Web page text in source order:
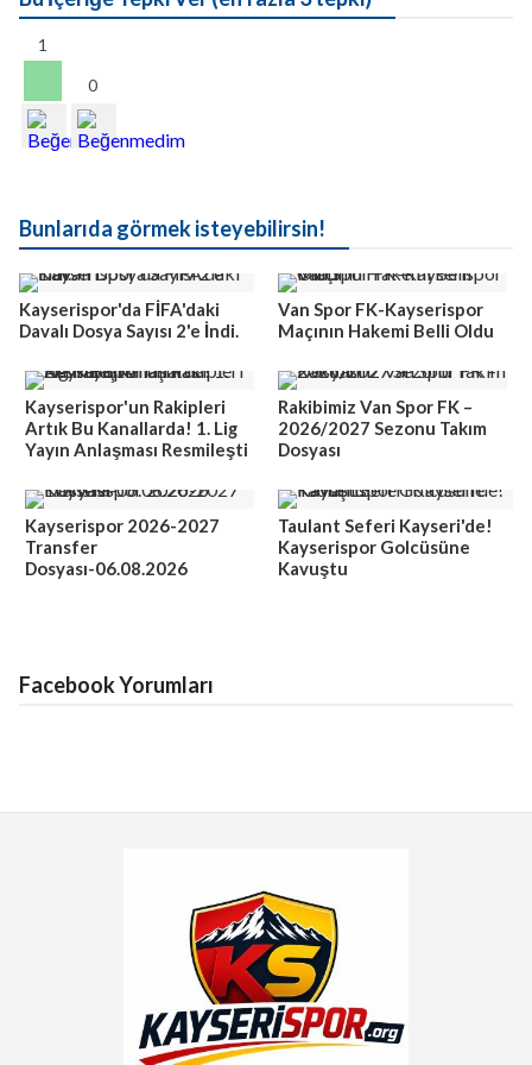
1
0
Bunlarıda görmek isteyebilirsin!
Kayserispor'da FİFA'daki
Davalı Dosya Sayısı 2'e İndi.
Van Spor FK-Kayserispor
Maçının Hakemi Belli Oldu
Kayserispor'un Rakipleri
Artık Bu Kanallarda! 1. Lig
Yayın Anlaşması Resmileşti
Rakibimiz Van Spor FK –
2026/2027 Sezonu Takım
Dosyası
Kayserispor 2026-2027
Transfer
Dosyası-06.08.2026
Taulant Seferi Kayseri'de!
Kayserispor Golcüsüne
Kavuştu
Facebook Yorumları